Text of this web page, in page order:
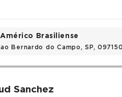
Brasiliense
Bernardo do Campo, SP,
Sanchez